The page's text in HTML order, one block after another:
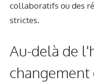
collaboratifs ou des
strictes.
Au-delà de
changement